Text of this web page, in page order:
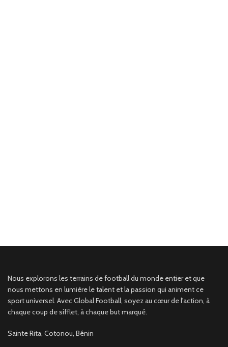
Nous explorons les terrains de football du monde entier et que
nous mettons en lumière le talent et la passion qui animent ce
sport universel. Avec Global Football, soyez au cœur de l'action, à
chaque coup de sifflet, à chaque but marqué.
Sainte Rita, Cotonou, Bénin